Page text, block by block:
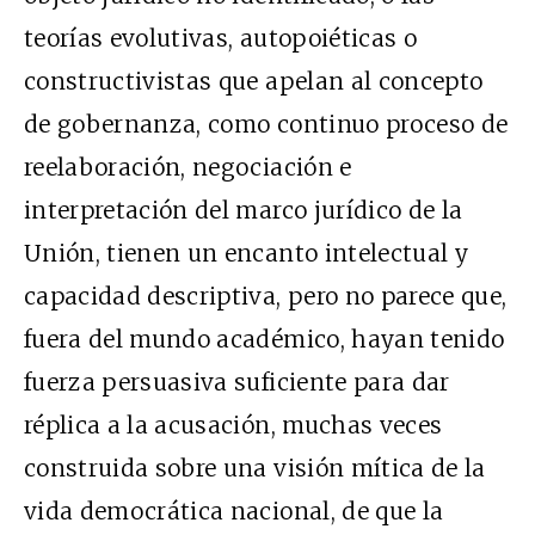
teorías evolutivas, autopoiéticas o
constructivistas que apelan al concepto
de gobernanza, como continuo proceso de
reelaboración, negociación e
interpretación del marco jurídico de la
Unión, tienen un encanto intelectual y
capacidad descriptiva, pero no parece que,
fuera del mundo académico, hayan tenido
fuerza persuasiva suficiente para dar
réplica a la acusación, muchas veces
construida sobre una visión mítica de la
vida democrática nacional, de que la